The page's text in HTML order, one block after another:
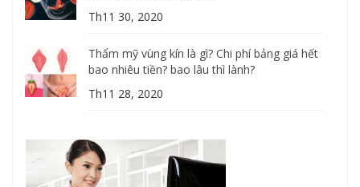
Th11 30, 2020
Thẩm mỹ vùng kín là gì? Chi phí bảng giá hết
bao nhiêu tiền? bao lâu thì lành?
Th11 28, 2020